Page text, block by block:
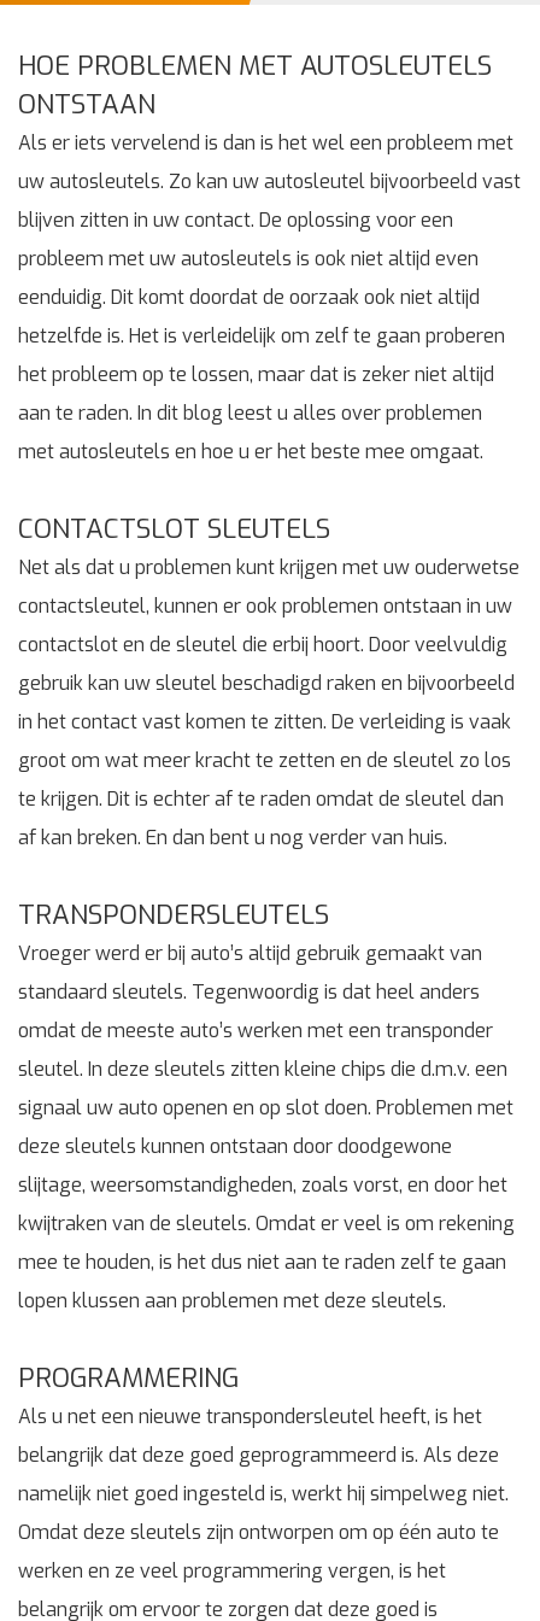
HOE PROBLEMEN MET AUTOSLEUTELS
ONTSTAAN
Als er iets vervelend is dan is het wel een probleem met
uw autosleutels. Zo kan uw autosleutel bijvoorbeeld vast
blijven zitten in uw contact. De oplossing voor een
probleem met uw autosleutels is ook niet altijd even
eenduidig. Dit komt doordat de oorzaak ook niet altijd
hetzelfde is. Het is verleidelijk om zelf te gaan proberen
het probleem op te lossen, maar dat is zeker niet altijd
aan te raden. In dit blog leest u alles over problemen
met autosleutels en hoe u er het beste mee omgaat.
CONTACTSLOT SLEUTELS
Net als dat u problemen kunt krijgen met uw ouderwetse
contactsleutel, kunnen er ook problemen ontstaan in uw
contactslot en de sleutel die erbij hoort. Door veelvuldig
gebruik kan uw sleutel beschadigd raken en bijvoorbeeld
in het contact vast komen te zitten. De verleiding is vaak
groot om wat meer kracht te zetten en de sleutel zo los
te krijgen. Dit is echter af te raden omdat de sleutel dan
af kan breken. En dan bent u nog verder van huis.
TRANSPONDERSLEUTELS
Vroeger werd er bij auto’s altijd gebruik gemaakt van
standaard sleutels. Tegenwoordig is dat heel anders
omdat de meeste auto’s werken met een transponder
sleutel. In deze sleutels zitten kleine chips die d.m.v. een
signaal uw auto openen en op slot doen. Problemen met
deze sleutels kunnen ontstaan door doodgewone
slijtage, weersomstandigheden, zoals vorst, en door het
kwijtraken van de sleutels. Omdat er veel is om rekening
mee te houden, is het dus niet aan te raden zelf te gaan
lopen klussen aan problemen met deze sleutels.
PROGRAMMERING
Als u net een nieuwe transpondersleutel heeft, is het
belangrijk dat deze goed geprogrammeerd is. Als deze
namelijk niet goed ingesteld is, werkt hij simpelweg niet.
Omdat deze sleutels zijn ontworpen om op één auto te
werken en ze veel programmering vergen, is het
belangrijk om ervoor te zorgen dat deze goed is